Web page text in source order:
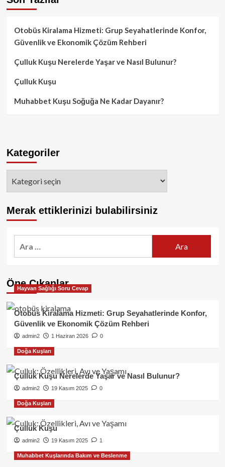
Otobüs Kiralama Hizmeti: Grup Seyahatlerinde Konfor,
Güvenlik ve Ekonomik Çözüm Rehberi
Çulluk Kuşu Nerelerde Yaşar ve Nasıl Bulunur?
Çulluk Kuşu
Muhabbet Kuşu Soğuğa Ne Kadar Dayanır?
Kategoriler
Merak ettiklerinizi bulabilirsiniz
Öne Çıkanlar
Hayvan Sağlığı Soru Cevap
Otobüs Kiralama Hizmeti: Grup Seyahatlerinde Konfor,
Güvenlik ve Ekonomik Çözüm Rehberi
admin2 1 Haziran 2026 0
Doğa Kuşları
Çulluk Kuşu Nerelerde Yaşar ve Nasıl Bulunur?
admin2 19 Kasım 2025 0
Doğa Kuşları
Çulluk Kuşu
admin2 19 Kasım 2025 1
Muhabbet Kuşlarında Bakım ve Beslenme